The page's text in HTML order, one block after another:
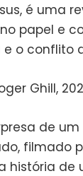
é uma
papel e
o conflito
Ghill,
de
filmado
história de